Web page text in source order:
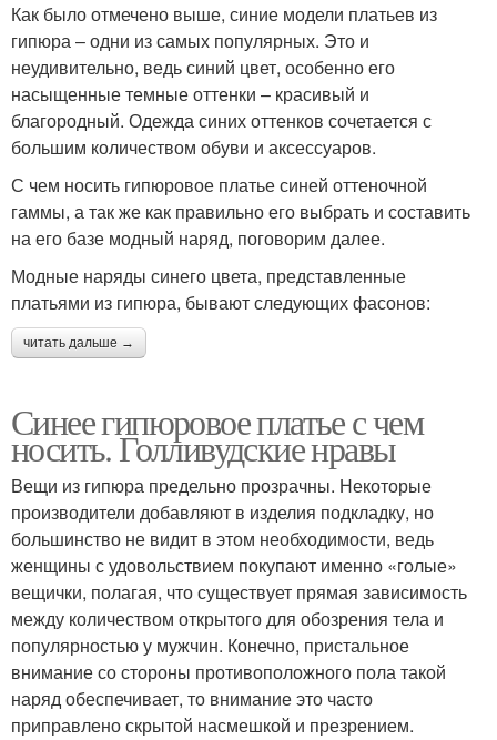
Как было отмечено выше, синие модели платьев из
гипюра – одни из самых популярных. Это и
неудивительно, ведь синий цвет, особенно его
насыщенные темные оттенки – красивый и
благородный. Одежда синих оттенков сочетается с
большим количеством обуви и аксессуаров.
С чем носить гипюровое платье синей оттеночной
гаммы, а так же как правильно его выбрать и составить
на его базе модный наряд, поговорим далее.
Модные наряды синего цвета, представленные
платьями из гипюра, бывают следующих фасонов:
читать дальше →
Синее гипюровое платье с чем
носить. Голливудские нравы
Вещи из гипюра предельно прозрачны. Некоторые
производители добавляют в изделия подкладку, но
большинство не видит в этом необходимости, ведь
женщины с удовольствием покупают именно «голые»
вещички, полагая, что существует прямая зависимость
между количеством открытого для обозрения тела и
популярностью у мужчин. Конечно, пристальное
внимание со стороны противоположного пола такой
наряд обеспечивает, то внимание это часто
приправлено скрытой насмешкой и презрением.